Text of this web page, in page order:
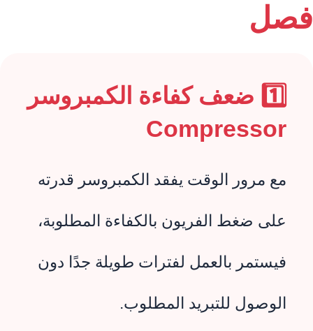
فصل
1️⃣ ضعف كفاءة الكمبروسر
Compressor
مع مرور الوقت يفقد الكمبروسر قدرته
على ضغط الفريون بالكفاءة المطلوبة،
فيستمر بالعمل لفترات طويلة جدًا دون
الوصول للتبريد المطلوب.